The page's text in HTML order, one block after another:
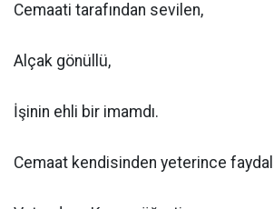
Cemaati tarafından sevilen,
Alçak gönüllü,
İşinin ehli bir imamdı.
Cemaat kendisinden yeterince